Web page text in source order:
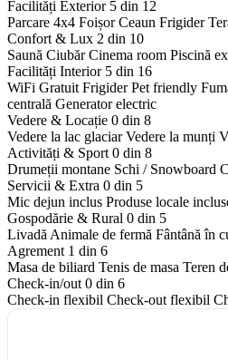
Facilități Exterior 5 din 12
Parcare 4x4 Foișor Ceaun Frigider
Confort & Lux 2 din 10
Saună Ciubăr Cinema room Piscină
Facilități Interior 5 din 16
WiFi Gratuit Frigider Pet friendly
centrală Generator electric
Vedere & Locație 0 din 8
Vedere la lac glaciar Vedere la munți
Activități & Sport 0 din 8
Drumeții montane Schi / Snowboard
Servicii & Extra 0 din 5
Mic dejun inclus Produse locale
Gospodărie & Rural 0 din 5
Livadă Animale de fermă Fântână în
Agrement 1 din 6
Masa de biliard Tenis de masa Teren
Check-in/out 0 din 6
Check-in flexibil Check-out flexibil